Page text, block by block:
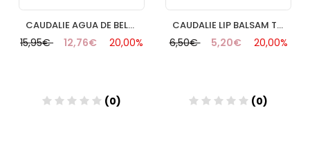
CAUDALIE AGUA DE BELLEZA 30 ML
15,95€ 12,76€ 20,00%
(0)
CAUDALIE LIP BALSAM TEINTE
6,50€ 5,20€ 20,00%
(0)